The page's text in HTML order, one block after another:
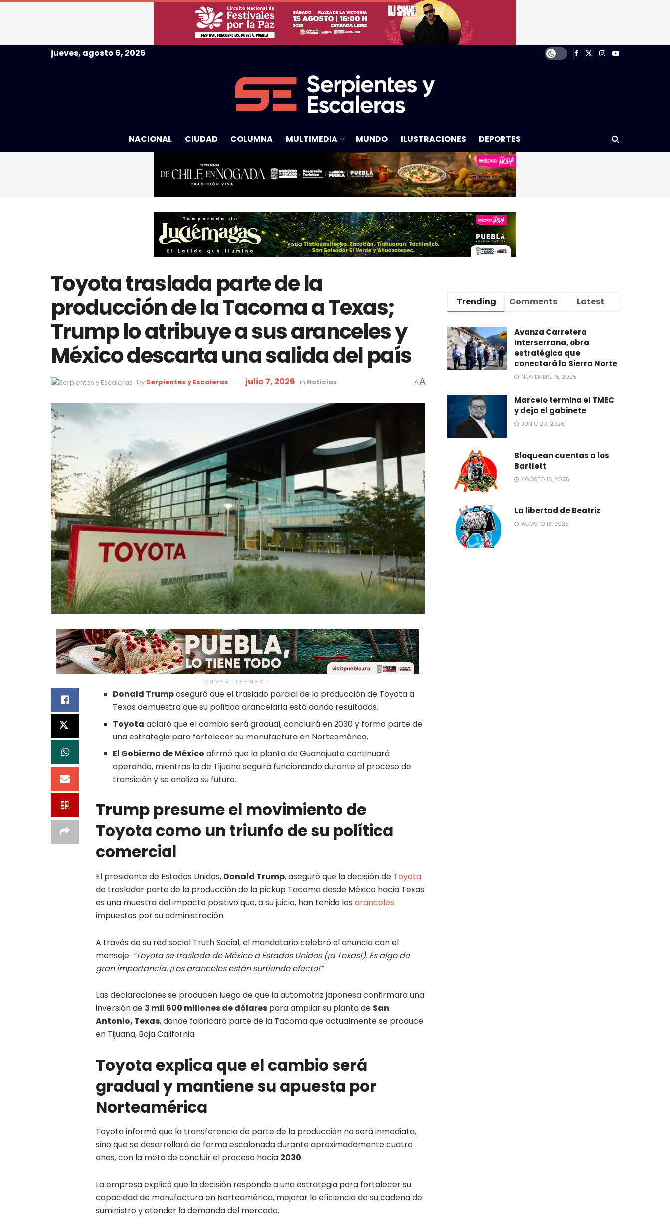
jueves, agosto 6, 2026
NACIONAL CIUDAD COLUMNA MULTIMEDIA MUNDO ILUSTRACIONES DEPORTES
Toyota traslada parte de la
producción de la Tacoma a Texas;
Trump lo atribuye a sus aranceles y
México descarta una salida del país
by Serpientes y Escaleras julio 7, 2026 in Noticias AA
ADVERTISEMENT
Donald Trumpaseguró que el traslado parcial de la producción de Toyota a
Texas demuestra que su política arancelaria está dando resultados.
Toyota aclaró que el cambio será gradual, concluirá en 2030 y forma parte de
una estrategia para fortalecer su manufactura en Norteamérica.
El Gobierno de México afirmó que la planta de Guanajuato continuará
operando, mientras la de Tijuana seguirá funcionando durante el proceso de
transición y se analiza su futuro.
Trump presume el movimiento de
Toyota como un triunfo de su política
comercial
El presidente de Estados Unidos, Donald Trump, aseguró que la decisión de Toyota
de trasladar parte de la producción de la pickup Tacoma desde México hacia Texas
es una muestra del impacto positivo que, a su juicio, han tenido los aranceles
impuestos por su administración.
A través de su red social Truth Social, el mandatario celebró el anuncio con el
mensaje: “Toyota se traslada de México a Estados Unidos (¡a Texas!). Es algo de
gran importancia. ¡Los aranceles están surtiendo efecto!”
Las declaraciones se producen luego de que la automotriz japonesa confirmara una
inversión de 3 mil 600 millones de dólares para ampliar su planta de San
Antonio, Texas, donde fabricará parte de la Tacoma que actualmente se produce
en Tijuana, Baja California.
Toyota explica que el cambio será
gradual y mantiene su apuesta por
Norteamérica
Toyota informó que la transferencia de parte de la producción no será inmediata,
sino que se desarrollará de forma escalonada durante aproximadamente cuatro
años, con la meta de concluir el proceso hacia 2030.
La empresa explicó que la decisión responde a una estrategia para fortalecer su
capacidad de manufactura en Norteamérica, mejorar la eficiencia de su cadena de
suministro y atender la demanda del mercado.
Trending Comments Latest
Avanza Carretera
Interserrana, obra
estratégica que
conectará la Sierra Norte
NOVIEMBRE 15, 2025
Marcelo termina el TMEC
y deja el gabinete
JUNIO 20, 2026
Bloquean cuentas a los
Bartlett
AGOSTO 16, 2025
La libertad de Beatriz
AGOSTO 18, 2025